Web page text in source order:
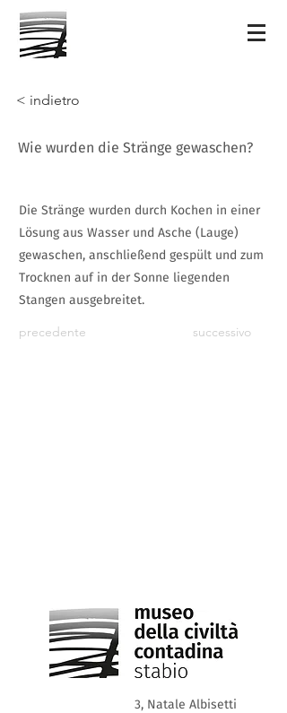
< indietro
Wie wurden die Stränge gewaschen?
Die Stränge wurden durch Kochen in einer
Lösung aus Wasser und Asche (Lauge)
gewaschen, anschließend gespült und zum
Trocknen auf in der Sonne liegenden
Stangen ausgebreitet.
precedente successivo
3, Natale Albisetti